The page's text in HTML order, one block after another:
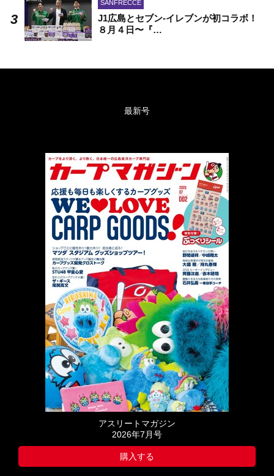
SANFRECCE
J1広島とセブン-イレブンが初コラボ！
８月４日〜『…
最新号
アスリートマガジン
2026年7月号
購入する